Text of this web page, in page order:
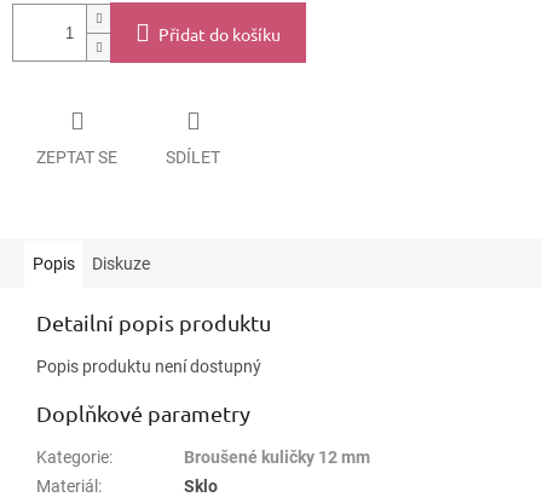
Přidat do košíku
ZEPTAT SE SDÍLET
Popis Diskuze
Detailní popis produktu
Popis produktu není dostupný
Doplňkové parametry
Kategorie:
Broušené kuličky 12 mm
Materiál :
Sklo